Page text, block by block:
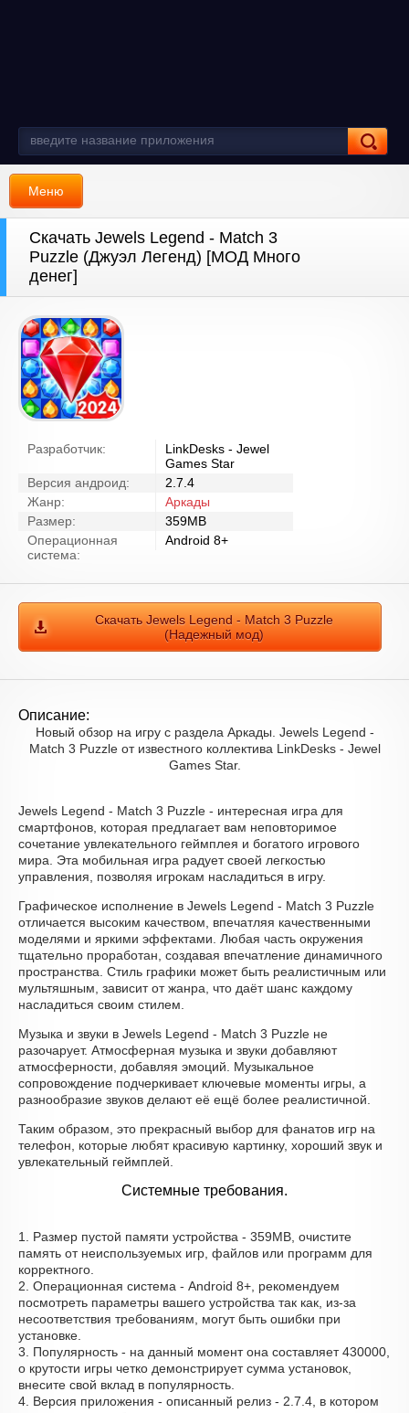
Меню
Скачать Jewels Legend - Match 3
Puzzle (Джуэл Легенд) [МОД Много
денег]
Разработчик:
LinkDesks - Jewel
Games Star
Версия андроид:
2.7.4
Жанр:
Аркады
Размер:
359MB
Операционная
система:
Android 8+
Скачать Jewels Legend - Match 3 Puzzle
(Надежный мод)
Описание:
Новый обзор на игру с раздела Аркады. Jewels Legend -
Match 3 Puzzle от известного коллектива LinkDesks - Jewel
Games Star.
Jewels Legend - Match 3 Puzzle - интересная игра для
смартфонов, которая предлагает вам неповторимое
сочетание увлекательного геймплея и богатого игрового
мира. Эта мобильная игра радует своей легкостью
управления, позволяя игрокам насладиться в игру.
Графическое исполнение в Jewels Legend - Match 3 Puzzle
отличается высоким качеством, впечатляя качественными
моделями и яркими эффектами. Любая часть окружения
тщательно проработан, создавая впечатление динамичного
пространства. Стиль графики может быть реалистичным или
мультяшным, зависит от жанра, что даёт шанс каждому
насладиться своим стилем.
Музыка и звуки в Jewels Legend - Match 3 Puzzle не
разочарует. Атмосферная музыка и звуки добавляют
атмосферности, добавляя эмоций. Музыкальное
сопровождение подчеркивает ключевые моменты игры, а
разнообразие звуков делают её ещё более реалистичной.
Таким образом, это прекрасный выбор для фанатов игр на
телефон, которые любят красивую картинку, хороший звук и
увлекательный геймплей.
Системные требования.
1. Размер пустой памяти устройства - 359MB, очистите
память от неиспользуемых игр, файлов или программ для
корректного.
2. Операционная система - Android 8+, рекомендуем
посмотреть параметры вашего устройства так как, из-за
несоответствия требованиям, могут быть ошибки при
установке.
3. Популярность - на данный момент она составляет 430000,
о крутости игры четко демонстрирует сумма установок,
внесите свой вклад в популярность.
4. Версия приложения - описанный релиз - 2.7.4, в котором